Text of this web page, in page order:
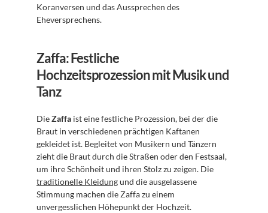
Koranversen und das Aussprechen des
Eheversprechens.
Zaffa: Festliche
Hochzeitsprozession mit Musik und
Tanz
Die Zaffa ist eine festliche Prozession, bei der die
Braut in verschiedenen prächtigen Kaftanen
gekleidet ist. Begleitet von Musikern und Tänzern
zieht die Braut durch die Straßen oder den Festsaal,
traditionelle Kleidung und die ausgelassene
Stimmung machen die Zaffa zu einem
unvergesslichen Höhepunkt der Hochzeit.